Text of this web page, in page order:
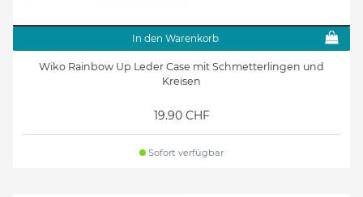
In den Warenkorb
Wiko Rainbow Up Leder Case mit Schmetterlingen und
Kreisen
19.90 CHF
Sofort verfügbar